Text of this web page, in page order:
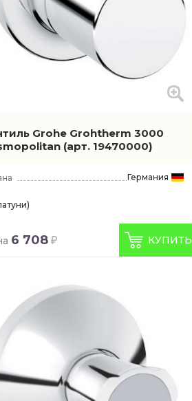
Grohe Grohtherm 3000
(арт. 19470000)
Германия
6 708 КУПИТЬ